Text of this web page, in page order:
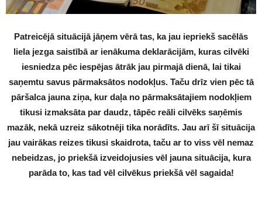
Patreicējā situācijā jāņem vērā tas, ka jau iepriekš sacēlās
liela jezga saistībā ar ienākuma deklarācijām, kuras cilvēki
iesniedza pēc iespējas ātrāk jau pirmajā dienā, lai tikai
saņemtu savus pārmaksātos nodokļus. Taču drīz vien pēc tā
pāršalca jauna ziņa, kur daļa no pārmaksātajiem nodokļiem
tikusi izmaksāta par daudz, tāpēc reāli cilvēks saņēmis
mazāk, nekā uzreiz sākotnēji tika norādīts. Jau arī šī situācija
jau vairākas reizes tikusi skaidrota, taču ar to viss vēl nemaz
nebeidzas, jo priekšā izveidojusies vēl jauna situācija, kura
parāda to, kas tad vēl cilvēkus priekšā vēl sagaida!